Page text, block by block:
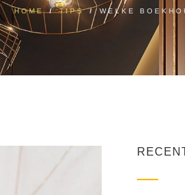
HOME / TIPS / WELKE